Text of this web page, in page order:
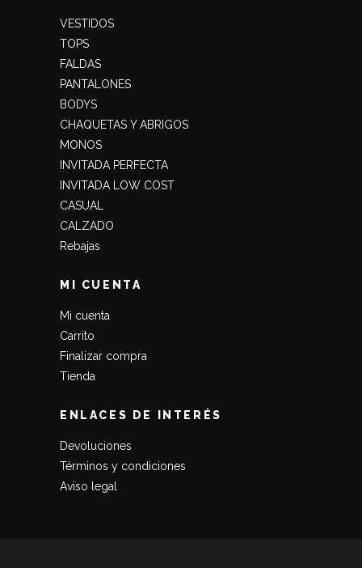
VESTIDOS
TOPS
FALDAS
PANTALONES
BODYS
CHAQUETAS Y ABRIGOS
MONOS
INVITADA PERFECTA
INVITADA LOW COST
CASUAL
CALZADO
Rebajas
MI CUENTA
Mi cuenta
Carrito
Finalizar compra
Tienda
ENLACES DE INTERÉS
Devoluciones
Términos y condiciones
Aviso legal